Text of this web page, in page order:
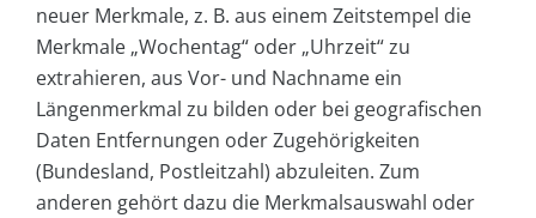
neuer Merkmale, z. B. aus einem Zeitstempel die
Merkmale „Wochentag“ oder „Uhrzeit“ zu
extrahieren, aus Vor- und Nachname ein
Längenmerkmal zu bilden oder bei geografischen
Daten Entfernungen oder Zugehörigkeiten
(Bundesland, Postleitzahl) abzuleiten. Zum
anderen gehört dazu die Merkmalsauswahl oder